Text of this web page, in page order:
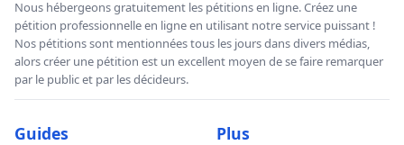
Nous hébergeons gratuitement les pétitions en ligne. Créez une
pétition professionnelle en ligne en utilisant notre service puissant !
Nos pétitions sont mentionnées tous les jours dans divers médias,
alors créer une pétition est un excellent moyen de se faire remarquer
par le public et par les décideurs.
Guides Plus